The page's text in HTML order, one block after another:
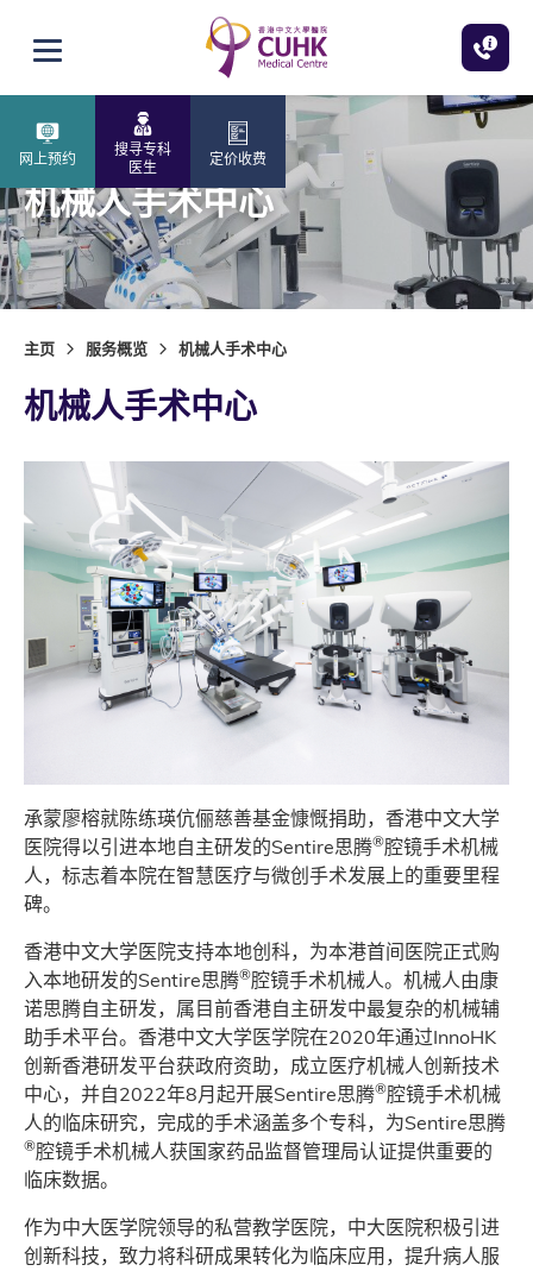
打开选单
网上预约
搜寻专科
医生
定价收费
机械人手术中心
主页 服务概览 机械人手术中心
机械人手术中心
承蒙廖榕就陈练瑛伉俪慈善基金慷慨捐助，香港中文大学
医院得以引进本地自主研发的Sentire思腾®腔镜手术机械
人，标志着本院在智慧医疗与微创手术发展上的重要里程
碑。
香港中文大学医院支持本地创科，为本港首间医院正式购
入本地研发的Sentire思腾®腔镜手术机械人。机械人由康
诺思腾自主研发，属目前香港自主研发中最复杂的机械辅
助手术平台。香港中文大学医学院在2020年通过InnoHK
创新香港研发平台获政府资助，成立医疗机械人创新技术
中心，并自2022年8月起开展Sentire思腾®腔镜手术机械
人的临床研究，完成的手术涵盖多个专科，为Sentire思腾
®腔镜手术机械人获国家药品监督管理局认证提供重要的
临床数据。
作为中大医学院领导的私营教学医院，中大医院积极引进
创新科技，致力将科研成果转化为临床应用，提升病人服